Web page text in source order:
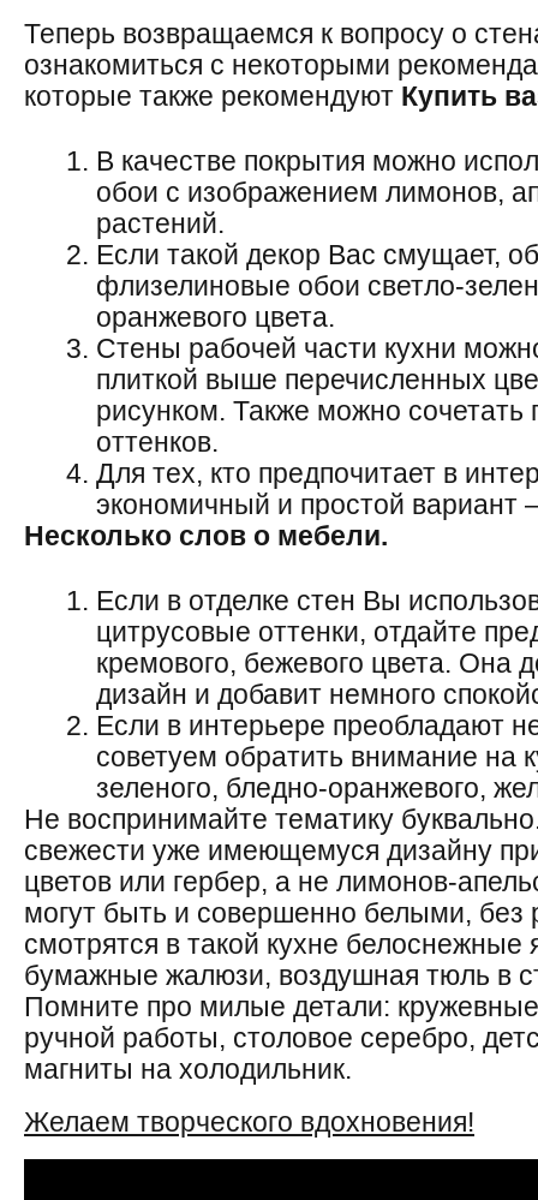
Теперь возвращаемся к вопросу о
ознакомиться с некоторыми
которые также рекомендуют Купить
В качестве покрытия можно
обои с изображением лимонов,
растений.
Если такой декор Вас смущает,
флизелиновые обои светло-
оранжевого цвета.
Стены рабочей части кухни
плиткой выше перечисленных
рисунком. Также можно сочетать
оттенков.
Для тех, кто предпочитает в
экономичный и простой вариант
Несколько слов о мебели.
Если в отделке стен Вы
цитрусовые оттенки, отдайте
кремового, бежевого цвета. Она
дизайн и добавит немного
Если в интерьере преобладают
советуем обратить внимание на
зеленого, бледно-оранжевого,
Не воспринимайте тематику
свежести уже имеющемуся дизайну
цветов или гербер, а не лимонов-
могут быть и совершенно белыми, без
смотрятся в такой кухне
бумажные жалюзи, воздушная тюль в
Помните про милые детали:
ручной работы, столовое серебро,
магниты на холодильник.
Желаем творческого вдохновения!